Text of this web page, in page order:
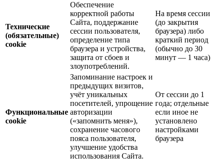
Технические
(обязательные)
cookie
Обеспечение
корректной работы
Сайта, поддержание
сессии пользователя,
определение типа
браузера и устройства,
защита от сбоев и
злоупотреблений.
На время сессии
(до закрытия
браузера) либо
краткий период
(обычно до 30
минут — 1 часа)
Функциональные
cookie
Запоминание настроек и
предыдущих визитов,
учёт уникальных
посетителей, упрощение
авторизации
(«запомнить меня»),
сохранение часового
пояса пользователя,
улучшение удобства
использования Сайта.
От сессии до 1
года; отдельные
если иное не
установлено
настройками
браузера